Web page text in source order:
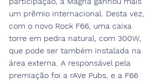
um prêmio internacional. Desta vez,
com o novo Rock F66, uma caixa
torre em pedra natural, com 300W,
que pode ser também instalada na
área externa. A responsável pela
premiação foi a rAVe Pubs, e a F66